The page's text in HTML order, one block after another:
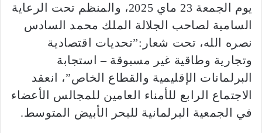
يوم الجمعة 23 ماي 2025، والمنظم تحت الرعاية
السامية لصاحب الجلالة الملك محمد السادس
نصره الله، تحت شعار:”تحديات اقتصادية
وتجارية وطاقية غير مسبوقة – استجابة
البرلمانات الإقليمية والقطاع الخاص”، انعقد
الاجتماع الرابع للأمناء العامين للمجالس الأعضاء
في الجمعية البرلمانية للبحر الأبيض المتوسط.